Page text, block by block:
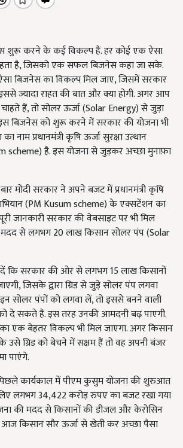
करने के कई विकल्प हैं. हर कोई एक ऐसा
है, जिसको एक सफल बिजनेस कहा जा सके.
बिजनेस का विकल्प मिल जाए, जिसमें सरकार
ज्यादा राहत की बात और क्या होगी. अगर आप
हैं, तो सोलर ऊर्जा (Solar Energy) से जुड़ा
बिजनेस को शुरू करने में सरकार की योजना भी
नाम प्रधानमंत्री कृषि ऊर्जा सुरक्षा उत्थान
scheme) है. इस योजना से जुड़कर अच्‍छा मुनाफ़ा
मोदी सरकार ने अपने बजट में प्रधानमंत्री कृषि
(PM Kusum scheme) के एक्‍सटेंशन का
जानकारी सरकार की वेबसाइट पर भी मिल
मदद से लगभग 20 लाख किसान सोलर पंप (Solar
कि सरकार की ओर से लगभग 15 लाख किसानों
जिसके द्वारा ग्रिड से जुड़े सोलर पंप लगवा
सोलर पंपों को लगवा लें, तो इससे बनने वाली
को दे सकते हैं. इस तरह उनकी आमदनी बढ़ पाएगी.
एक बेहतर विकल्प भी मिल जाएगा. अगर किसान
उसे ग्रिड को बेचने में सक्षम हैं तो वह अपनी बंजर
पाएंगे.
कार्यकाल में पीएम कुसुम योजना की शुरुआत
लगभग 34,422 करोड़ रुपए का बजट रखा गया
की मदद से किसानों की डीजल और केरोसिन
आज किसान सौर ऊर्जा से खेती कर अच्छा पैसा